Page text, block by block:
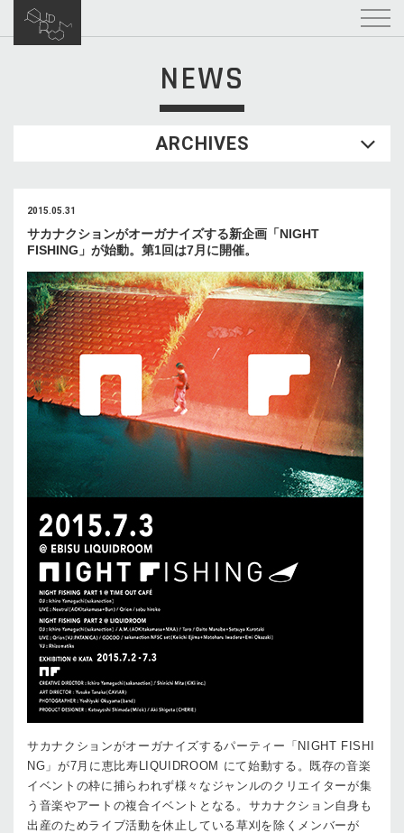
NEWS
ARCHIVES
2015.05.31
サカナクションがオーガナイズする新企画「NIGHT
FISHING」が始動。第1回は7月に開催。
サカナクションがオーガナイズするパーティー「NIGHT FISHI
NG」が7月に恵比寿LIQUIDROOM にて始動する。既存の音楽
イベントの枠に捕らわれず様々なジャンルのクリエイターが集
う音楽やアートの複合イベントとなる。サカナクション自身も
出産のためライブ活動を休止している草刈を除くメンバーが